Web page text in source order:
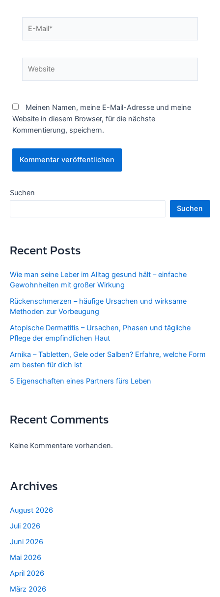
Mail*
Meinen Namen, meine E-Mail-Adresse und meine
Website in diesem Browser, für die nächste
Kommentierung, speichern.
Suchen
Suchen
Recent Posts
Wie man seine Leber im Alltag gesund hält – einfache
Gewohnheiten mit großer Wirkung
Rückenschmerzen – häufige Ursachen und wirksame
Methoden zur Vorbeugung
Atopische Dermatitis – Ursachen, Phasen und tägliche
Pflege der empfindlichen Haut
Arnika – Tabletten, Gele oder Salben? Erfahre, welche Form
am besten für dich ist
5 Eigenschaften eines Partners fürs Leben
Recent Comments
Keine Kommentare vorhanden.
Archives
August 2026
Juli 2026
Juni 2026
Mai 2026
April 2026
März 2026